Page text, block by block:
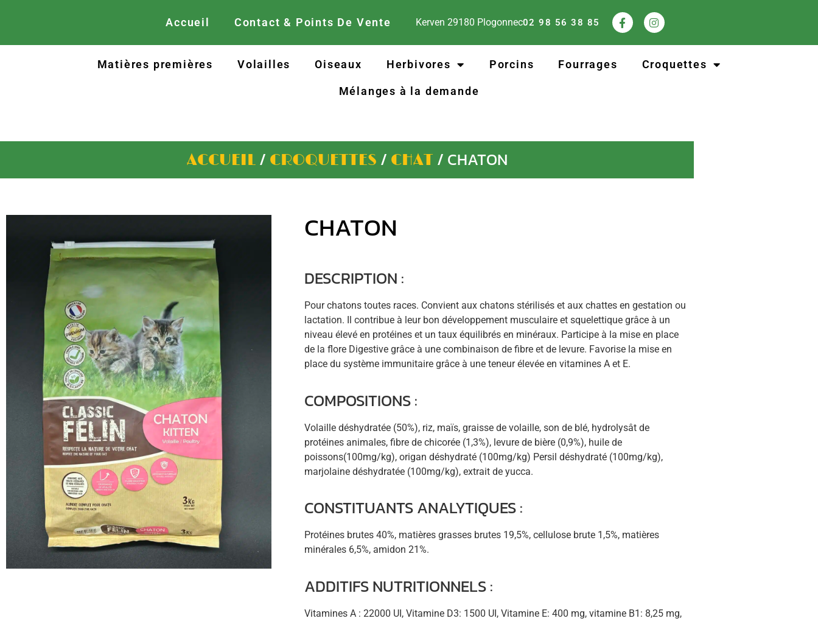
Accueil Contact & Points De Vente Kerven 29180 Plogonnec02 98 56 38 85
Matières premières Volailles Oiseaux Herbivores Porcins Fourrages Croquettes
Mélanges à la demande
ACCUEIL/ CROQUETTES / CHAT/ CHATON
CHATON
DESCRIPTION :
Pour chatons toutes races. Convient aux chatons stérilisés et aux chattes en gestation ou
lactation. Il contribue à leur bon développement musculaire et squelettique grâce à un
niveau élevé en protéines et un taux équilibrés en minéraux. Participe à la mise en place
de la flore Digestive grâce à une combinaison de fibre et de levure. Favorise la mise en
place du système immunitaire grâce à une teneur élevée en vitamines A et E.
COMPOSITIONS :
Volaille déshydratée (50%), riz, maïs, graisse de volaille, son de blé, hydrolysât de
protéines animales, fibre de chicorée (1,3%), levure de bière (0,9%), huile de
poissons(100mg/kg), origan déshydraté (100mg/kg) Persil déshydraté (100mg/kg),
marjolaine déshydratée (100mg/kg), extrait de yucca.
CONSTITUANTS ANALYTIQUES :
Protéines brutes 40%, matières grasses brutes 19,5%, cellulose brute 1,5%, matières
minérales 6,5%, amidon 21%.
ADDITIFS NUTRITIONNELS :
Vitamines A : 22000 UI, Vitamine D3: 1500 UI, Vitamine E: 400 mg, vitamine B1: 8,25 mg,